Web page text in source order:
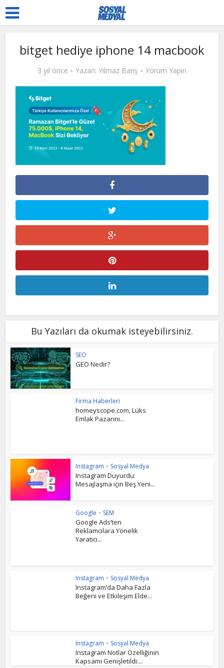
bitget hediye iphone 14 macbook
3 yıl önce Yazan: Yılmaz Barış Yorum Yapın
Bu Yazıları da okumak isteyebilirsiniz.
SEO
GEO Nedir?
Firma Haberleri
homeyscope.com, Lüks
Emlak Pazarını...
Instagram • Sosyal Medya
Instagram Duyurdu:
Mesajlaşma için Beş Yeni...
Google • SEM
Google Ads’ten
Reklamcılara Yönelik
Yaratıcı...
Instagram • Sosyal Medya
Instagram’da Daha Fazla
Beğeni ve Etkileşim Elde...
Instagram • Sosyal Medya
Instagram Notlar Özelliğinin
Kapsamı Genişletildi:...